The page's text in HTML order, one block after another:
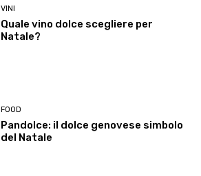
VINI
Quale vino dolce scegliere per
Natale?
FOOD
Pandolce: il dolce genovese simbolo
del Natale